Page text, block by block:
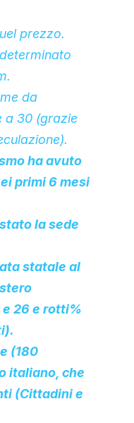
prezzo.
da
a 30 (grazie
ha avuto
primi 6 mesi
la sede
statale al
e 26 e rotti%
(180
italiano, che
(Cittadini e